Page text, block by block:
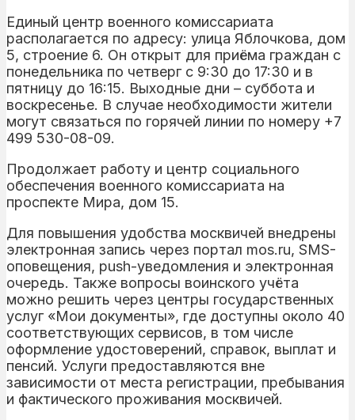
Единый центр военного комиссариата
располагается по адресу: улица Яблочкова, дом
5, строение 6. Он открыт для приёма граждан с
понедельника по четверг с 9:30 до 17:30 и в
пятницу до 16:15. Выходные дни – суббота и
воскресенье. В случае необходимости жители
могут связаться по горячей линии по номеру +7
499 530-08-09.
Продолжает работу и центр социального
обеспечения военного комиссариата на
проспекте Мира, дом 15.
Для повышения удобства москвичей внедрены
электронная запись через портал mos.ru, SMS-
оповещения, push-уведомления и электронная
очередь. Также вопросы воинского учёта
можно решить через центры государственных
услуг «Мои документы», где доступны около 40
соответствующих сервисов, в том числе
оформление удостоверений, справок, выплат и
пенсий. Услуги предоставляются вне
зависимости от места регистрации, пребывания
и фактического проживания москвичей.